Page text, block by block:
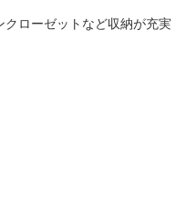
ローゼットなど収納が充実